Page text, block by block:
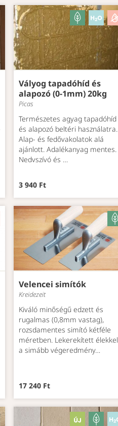
Vályog tapadóhíd és
alapozó (0-1mm) 20kg
Picas
Természetes agyag tapadóhíd
és alapozó beltéri használatra.
Alap- és fedővakolatok alá
ajánlott. Adalékanyag mentes.
Nedvszívó és …
3 940 Ft
Velencei simítók
Kreidezeit
Kiváló minőségű edzett és
rugalmas (0,8mm vastag),
rozsdamentes simító kétféle
méretben. Lekerekített élekkel
a simább végeredmény…
17 240 Ft